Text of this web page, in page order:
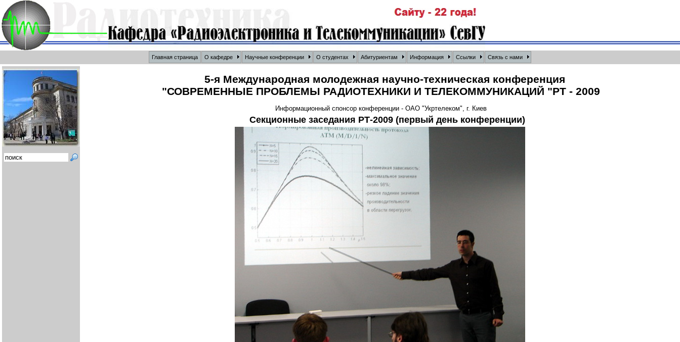
Главная страница О кафедре Научные конференции О студентах Абитуриентам Информация Ссылки Связь с нами
5-я Международная молодежная научно-техническая конференция
"СОВРЕМЕННЫЕ ПРОБЛЕМЫ РАДИОТЕХНИКИ И ТЕЛЕКОММУНИКАЦИЙ "РТ - 2009
Информационный спонсор конференции - ОАО "Укртелеком", г. Киев
Секционные заседания РТ-2009 (первый день конференции)